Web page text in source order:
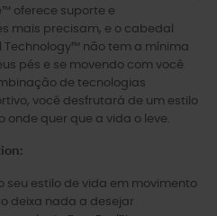
oferece suporte e
mais precisam, e o cabedal
Technology™ não tem a mínima
pés e se movendo com você
de tecnologias
você desfrutará de um estilo
quer que a vida o leve.
seu estilo de vida em movimento
deixa nada a desejar